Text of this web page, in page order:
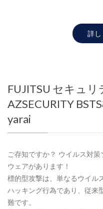
詳し
FUJITSU セキュ
AZSECURITY
yarai
ご存知ですか？ ウイルス対
ウェアがあります！
標的型攻撃は、単なるウイル
ハッキング行為であり、従来
難です。